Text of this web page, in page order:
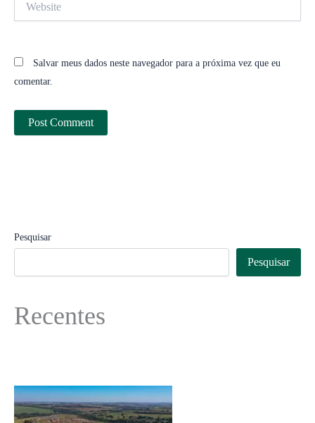
Salvar meus dados neste navegador para a próxima vez que eu
comentar.
Pesquisar
Pesquisar
Recentes